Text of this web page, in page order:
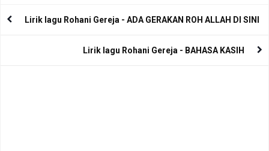
Lirik lagu Rohani Gereja - ADA GERAKAN ROH ALLAH DI SINI
Lirik lagu Rohani Gereja - BAHASA KASIH